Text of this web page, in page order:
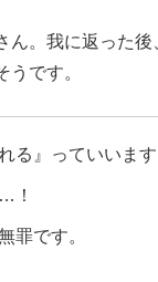
ん。我に返った
です。
る』っていいま
！
罪です。